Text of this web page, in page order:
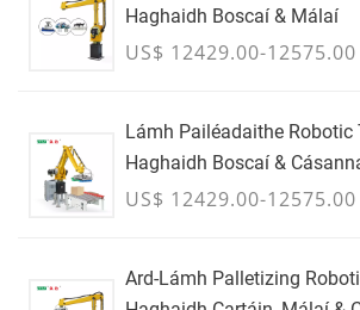
Haghaidh Boscaí & Málaí
US$ 12429.00-12575.00
Lámh Pailéadaithe Robotic
Haghaidh Boscaí &
US$ 12429.00-12575.00
Ard-Lámh Palletizing